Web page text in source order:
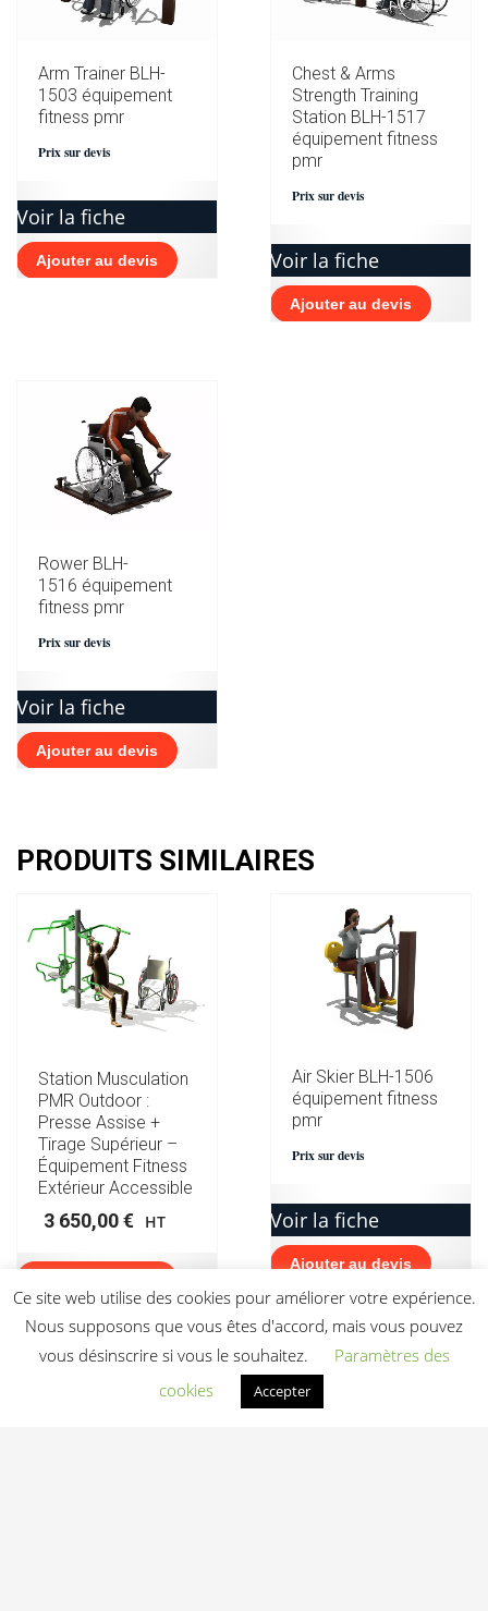
Arm Trainer BLH-
1503 équipement
fitness pmr
Prix sur devis
Voir la fiche
Ajouter au devis
Chest & Arms
Strength Training
Station BLH-1517
équipement fitness
pmr
Prix sur devis
Voir la fiche
Ajouter au devis
Rower BLH-
1516 équipement
fitness pmr
Prix sur devis
Voir la fiche
Ajouter au devis
PRODUITS SIMILAIRES
Station Musculation
PMR Outdoor :
Presse Assise +
Tirage Supérieur –
Équipement Fitness
Extérieur Accessible
3 650,00€ HT
Air Skier BLH-1506
équipement fitness
pmr
Prix sur devis
Voir la fiche
Ajouter au devis
Ce site web utilise des cookies pour améliorer votre expérience.
Nous supposons que vous êtes d'accord, mais vous pouvez
vous désinscrire si vous le souhaitez.
Paramètres des
cookies
Accepter